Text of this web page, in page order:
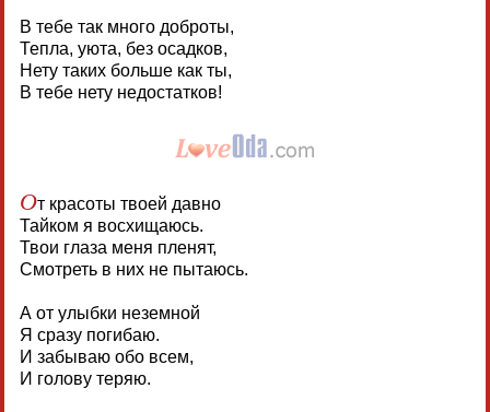
В тебе так много доброты,
Тепла, уюта, без осадков,
Нету таких больше как ты,
В тебе нету недостатков!
От красоты твоей давно
Тайком я восхищаюсь.
Твои глаза меня пленят,
Смотреть в них не пытаюсь.
А от улыбки неземной
Я сразу погибаю.
И забываю обо всем,
И голову теряю.